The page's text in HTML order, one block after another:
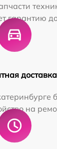
гарантию
доставка
на